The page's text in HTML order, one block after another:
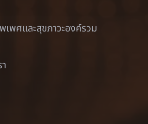
เพศและสุขภาวะองค์รวม